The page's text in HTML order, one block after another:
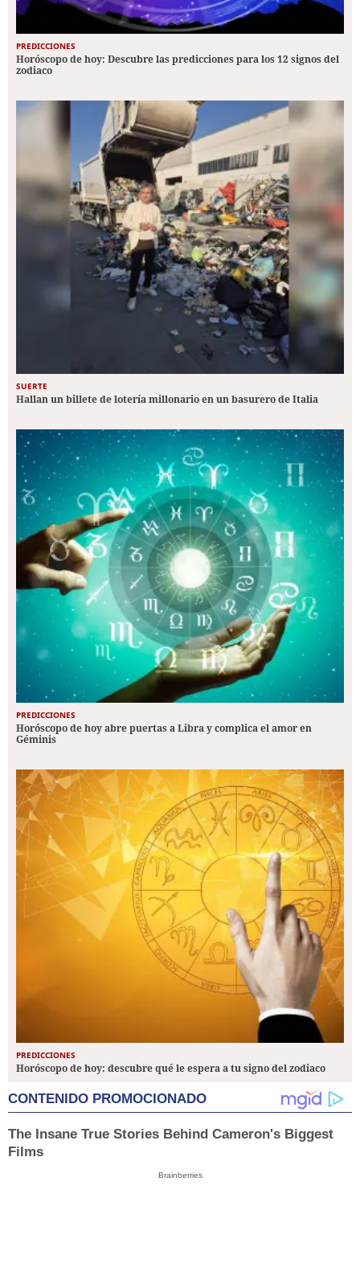
PREDICCIONES
Horóscopo de hoy: Descubre las predicciones para los 12 signos del
zodiaco
SUERTE
Hallan un billete de lotería millonario en un basurero de Italia
PREDICCIONES
Horóscopo de hoy abre puertas a Libra y complica el amor en
Géminis
PREDICCIONES
Horóscopo de hoy: descubre qué le espera a tu signo del zodiaco
CONTENIDO PROMOCIONADO
The Insane True Stories Behind Cameron's Biggest
Films
Brainberries